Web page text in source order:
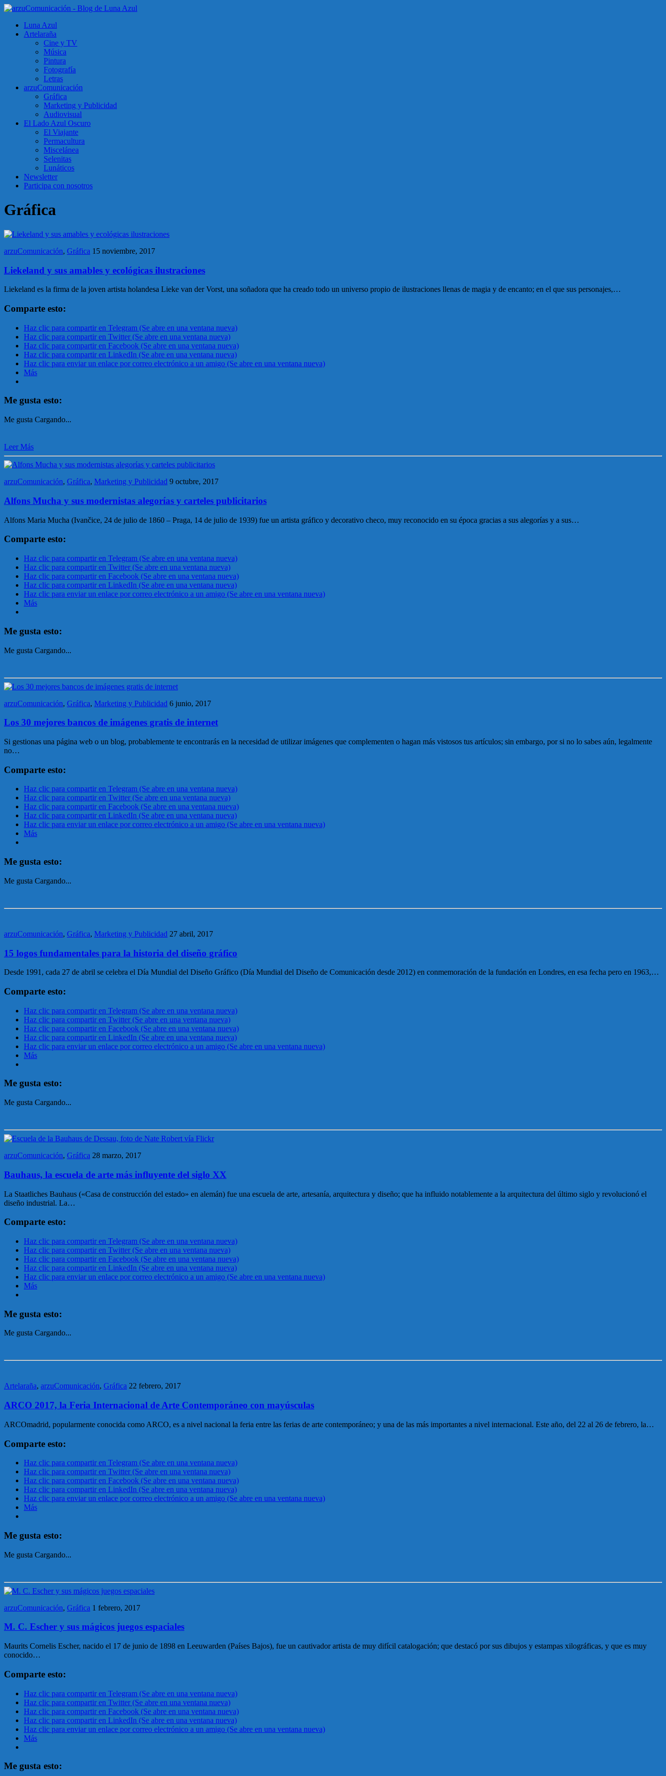
Luna Azul
Artelaraña
Cine y TV
Música
Pintura
Fotografía
Letras
arzuComunicación
Gráfica
Marketing y Publicidad
Audiovisual
El Lado Azul Oscuro
El Viajante
Permacultura
Miscelánea
Selenitas
Lunáticos
Newsletter
Participa con nosotros
Gráfica
arzuComunicación, Gráfica 15 noviembre, 2017
Liekeland y sus amables y ecológicas ilustraciones
Liekeland es la firma de la joven artista holandesa Lieke van der Vorst, una soñadora que ha creado todo un universo propio de ilustraciones llenas de magia y de encanto; en el que sus personajes,…
Comparte esto:
Haz clic para compartir en Telegram (Se abre en una ventana nueva)
Haz clic para compartir en Twitter (Se abre en una ventana nueva)
Haz clic para compartir en Facebook (Se abre en una ventana nueva)
Haz clic para compartir en LinkedIn (Se abre en una ventana nueva)
Haz clic para enviar un enlace por correo electrónico a un amigo (Se abre en una ventana nueva)
Más
Me gusta esto:
Me gusta Cargando...
Leer Más
arzuComunicación, Gráfica, Marketing y Publicidad 9 octubre, 2017
Alfons Mucha y sus modernistas alegorías y carteles publicitarios
Alfons Maria Mucha (Ivančice, 24 de julio de 1860 – Praga, 14 de julio de 1939) fue un artista gráfico y decorativo checo, muy reconocido en su época gracias a sus alegorías y a sus…
Comparte esto:
Haz clic para compartir en Telegram (Se abre en una ventana nueva)
Haz clic para compartir en Twitter (Se abre en una ventana nueva)
Haz clic para compartir en Facebook (Se abre en una ventana nueva)
Haz clic para compartir en LinkedIn (Se abre en una ventana nueva)
Haz clic para enviar un enlace por correo electrónico a un amigo (Se abre en una ventana nueva)
Más
Me gusta esto:
Me gusta Cargando...
arzuComunicación, Gráfica, Marketing y Publicidad 6 junio, 2017
Los 30 mejores bancos de imágenes gratis de internet
Si gestionas una página web o un blog, probablemente te encontrarás en la necesidad de utilizar imágenes que complementen o hagan más vistosos tus artículos; sin embargo, por si no lo sabes aún, legalmente
no…
Comparte esto:
Haz clic para compartir en Telegram (Se abre en una ventana nueva)
Haz clic para compartir en Twitter (Se abre en una ventana nueva)
Haz clic para compartir en Facebook (Se abre en una ventana nueva)
Haz clic para compartir en LinkedIn (Se abre en una ventana nueva)
Haz clic para enviar un enlace por correo electrónico a un amigo (Se abre en una ventana nueva)
Más
Me gusta esto:
Me gusta Cargando...
arzuComunicación, Gráfica, Marketing y Publicidad 27 abril, 2017
15 logos fundamentales para la historia del diseño gráfico
Desde 1991, cada 27 de abril se celebra el Día Mundial del Diseño Gráfico (Día Mundial del Diseño de Comunicación desde 2012) en conmemoración de la fundación en Londres, en esa fecha pero en 1963,…
Comparte esto:
Haz clic para compartir en Telegram (Se abre en una ventana nueva)
Haz clic para compartir en Twitter (Se abre en una ventana nueva)
Haz clic para compartir en Facebook (Se abre en una ventana nueva)
Haz clic para compartir en LinkedIn (Se abre en una ventana nueva)
Haz clic para enviar un enlace por correo electrónico a un amigo (Se abre en una ventana nueva)
Más
Me gusta esto:
Me gusta Cargando...
arzuComunicación, Gráfica 28 marzo, 2017
Bauhaus, la escuela de arte más influyente del siglo XX
La Staatliches Bauhaus («Casa de construcción del estado» en alemán) fue una escuela de arte, artesanía, arquitectura y diseño; que ha influido notablemente a la arquitectura del último siglo y revolucionó el
diseño industrial. La…
Comparte esto:
Haz clic para compartir en Telegram (Se abre en una ventana nueva)
Haz clic para compartir en Twitter (Se abre en una ventana nueva)
Haz clic para compartir en Facebook (Se abre en una ventana nueva)
Haz clic para compartir en LinkedIn (Se abre en una ventana nueva)
Haz clic para enviar un enlace por correo electrónico a un amigo (Se abre en una ventana nueva)
Más
Me gusta esto:
Me gusta Cargando...
Artelaraña, arzuComunicación, Gráfica 22 febrero, 2017
ARCO 2017, la Feria Internacional de Arte Contemporáneo con mayúsculas
ARCOmadrid, popularmente conocida como ARCO, es a nivel nacional la feria entre las ferias de arte contemporáneo; y una de las más importantes a nivel internacional. Este año, del 22 al 26 de febrero, la…
Comparte esto:
Haz clic para compartir en Telegram (Se abre en una ventana nueva)
Haz clic para compartir en Twitter (Se abre en una ventana nueva)
Haz clic para compartir en Facebook (Se abre en una ventana nueva)
Haz clic para compartir en LinkedIn (Se abre en una ventana nueva)
Haz clic para enviar un enlace por correo electrónico a un amigo (Se abre en una ventana nueva)
Más
Me gusta esto:
Me gusta Cargando...
arzuComunicación, Gráfica 1 febrero, 2017
M. C. Escher y sus mágicos juegos espaciales
Maurits Cornelis Escher, nacido el 17 de junio de 1898 en Leeuwarden (Países Bajos), fue un cautivador artista de muy difícil catalogación; que destacó por sus dibujos y estampas xilográficas, y que es muy
conocido…
Comparte esto:
Haz clic para compartir en Telegram (Se abre en una ventana nueva)
Haz clic para compartir en Twitter (Se abre en una ventana nueva)
Haz clic para compartir en Facebook (Se abre en una ventana nueva)
Haz clic para compartir en LinkedIn (Se abre en una ventana nueva)
Haz clic para enviar un enlace por correo electrónico a un amigo (Se abre en una ventana nueva)
Más
Me gusta esto: